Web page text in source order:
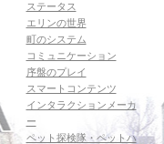
ステータス
エリンの世界
町のシステム
コミュニケーション
序盤のプレイ
スマートコンテンツ
インタラクションメーカ
ー
ペット探検隊・ペットハ